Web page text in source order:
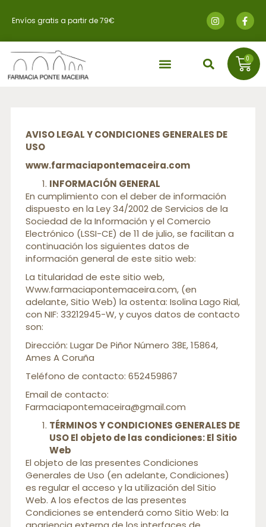
Envíos gratis a partir de 79€
0
AVISO LEGAL Y CONDICIONES GENERALES DE
USO
www.farmaciapontemaceira.com
INFORMACIÓN GENERAL
En cumplimiento con el deber de información
dispuesto en la Ley 34/2002 de Servicios de la
Sociedad de la Información y el Comercio
Electrónico (LSSI-CE) de 11 de julio, se facilitan a
continuación los siguientes datos de
información general de este sitio web:
La titularidad de este sitio web,
Www.farmaciapontemaceira.com, (en
adelante, Sitio Web) la ostenta: Isolina Lago Rial,
con NIF: 33212945-W, y cuyos datos de contacto
son:
Dirección: Lugar De Piñor Número 38E, 15864,
Ames A Coruña
Teléfono de contacto: 652459867
Email de contacto:
Farmaciapontemaceira@gmail.com
TÉRMINOS Y CONDICIONES GENERALES DE
USOEl objeto de las condiciones: El Sitio
Web
El objeto de las presentes Condiciones
Generales de Uso (en adelante, Condiciones)
es regular el acceso y la utilización del Sitio
Web. A los efectos de las presentes
Condiciones se entenderá como Sitio Web: la